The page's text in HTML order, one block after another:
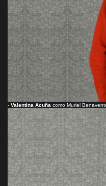
- Valentina Acuña como Muriel